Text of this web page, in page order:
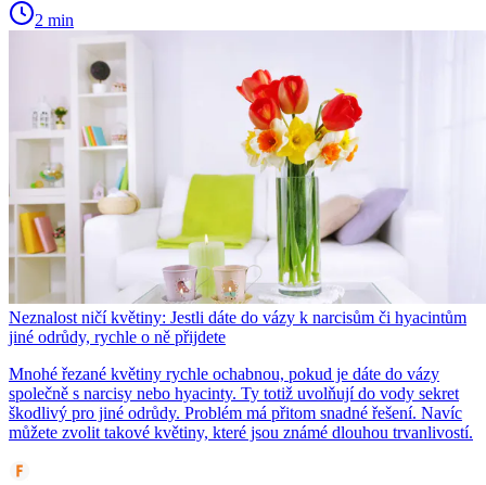
2 min
Neznalost ničí květiny: Jestli dáte do vázy k narcisům či hyacintům
jiné odrůdy, rychle o ně přijdete
Mnohé řezané květiny rychle ochabnou, pokud je dáte do vázy
společně s narcisy nebo hyacinty. Ty totiž uvolňují do vody sekret
škodlivý pro jiné odrůdy. Problém má přitom snadné řešení. Navíc
můžete zvolit takové květiny, které jsou známé dlouhou trvanlivostí.